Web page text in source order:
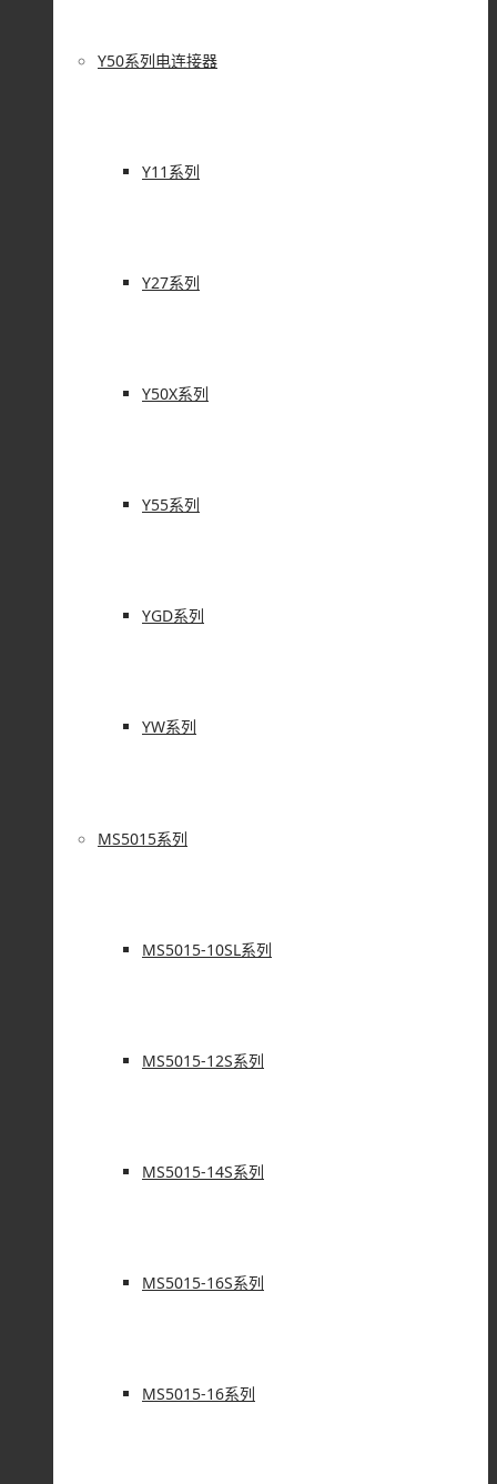
Y50系列电连接器
Y11系列
Y27系列
Y50X系列
Y55系列
YGD系列
YW系列
MS5015系列
MS5015-10SL系列
MS5015-12S系列
MS5015-14S系列
MS5015-16S系列
MS5015-16系列